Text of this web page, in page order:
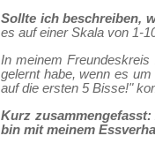
Sollte ich beschreiben,
es auf einer Skala von 1-
In meinem
gelernt habe, wenn es
auf die ersten 5 Bisse!"
Kurz
bin mit meinem